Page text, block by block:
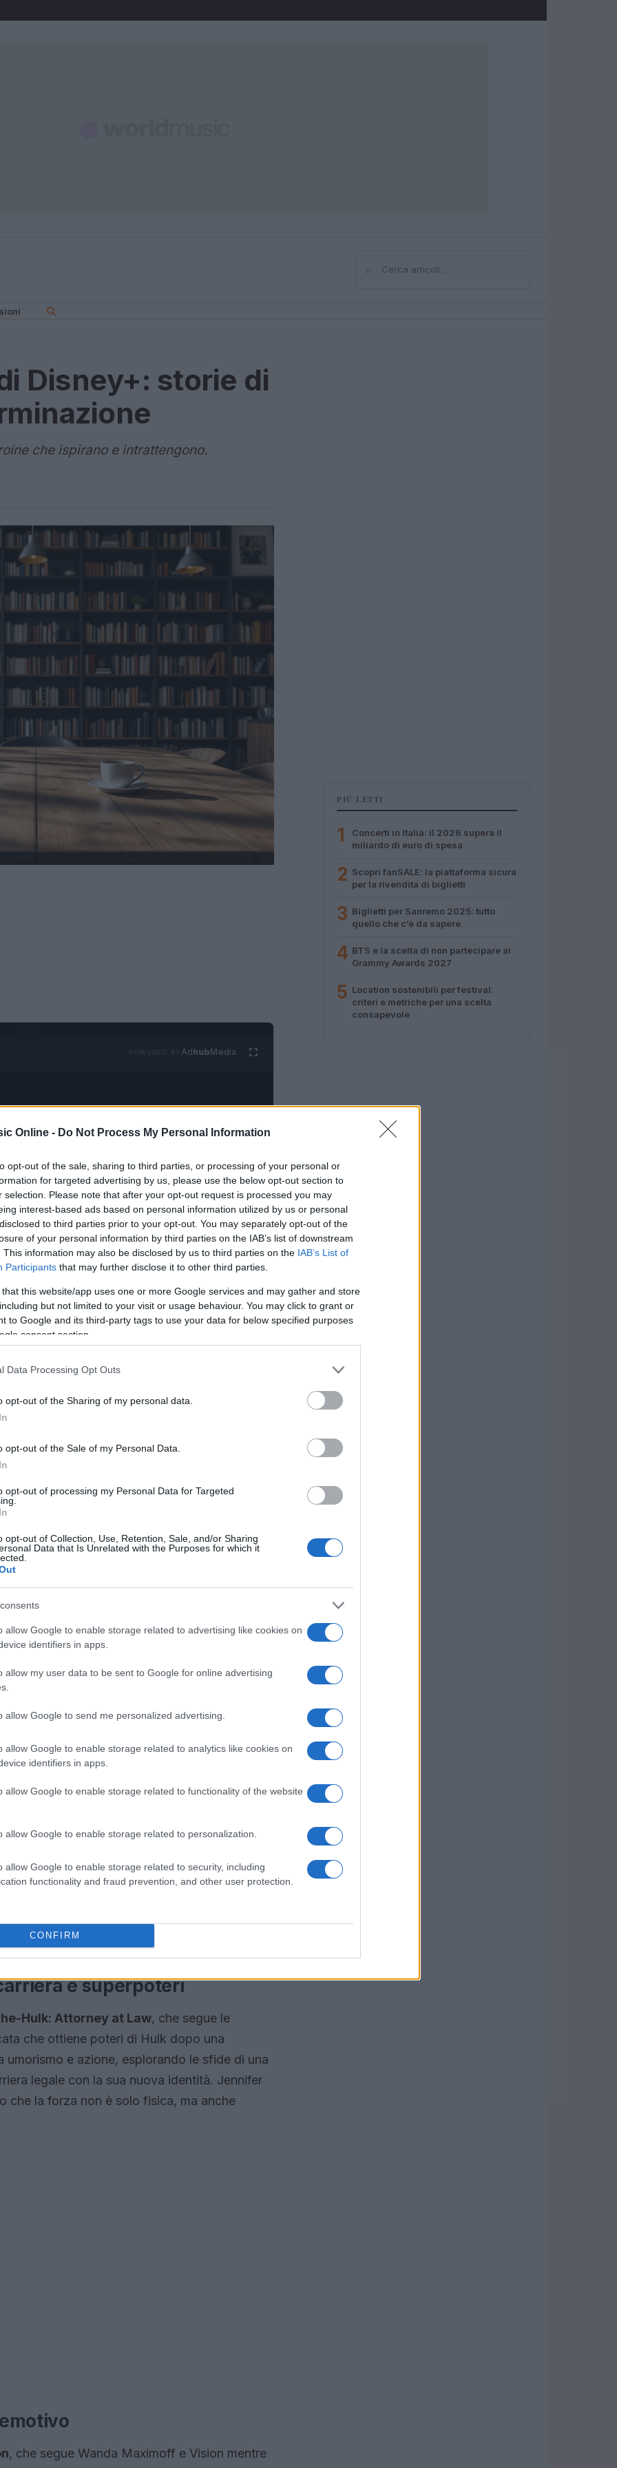
Online - Do Not Process My Personal Information
opt-out of the sale, sharing to third parties, or processing of your personal or
for targeted advertising by us, please use the below opt-out section to
selection. Please note that after your opt-out request is processed you may
interest-based ads based on personal information utilized by us or personal
to third parties prior to your opt-out. You may separately opt-out of the
of your personal information by third parties on the IAB’s list of downstream
This information may also be disclosed by us to third parties on the IAB’s List of
Participants that may further disclose it to other third parties.
that this website/app uses one or more Google services and may gather and store
but not limited to your visit or usage behaviour. You may click to grant or
to Google and its third-party tags to use your data for below specified purposes
consent section.
Data Processing Opt Outs
opt-out of the Sharing of my personal data.
opt-out of the Sale of my Personal Data.
opt-out of processing my Personal Data for Targeted
opt-out of Collection, Use, Retention, Sale, and/or Sharing
Data that Is Unrelated with the Purposes for which it
allow Google to enable storage related to advertising like cookies on
identifiers in apps.
allow my user data to be sent to Google for online advertising
allow Google to send me personalized advertising.
allow Google to enable storage related to analytics like cookies on
identifiers in apps.
allow Google to enable storage related to functionality of the website
allow Google to enable storage related to personalization.
allow Google to enable storage related to security, including
functionality and fraud prevention, and other user protection.
CONFIRM
⌕Cerca
Disney+: storie di
che ispirano e intrattengono.
POWERED BY AdhubMedia
un posto di rilievo nel panorama
simboli di forza e determinazione. Su
una selezione di storie che celebrano il
e nuove eroine. Queste storie non solo
messaggi di crescita personale e resilienza.
, che segue le avventure di Kamala Khan,
Kamala è una grande fan degli
La sua vita cambia radicalmente quando
affronta temi come l’identità culturale e le
un personaggio con cui molti giovani
di crescita personale che la porta a
proteggere la sua comunità.
è un’altra figura centrale nell’universo
poteri cosmici, Carol si ritrova a difendere
è caratterizzata da una ricerca di identità
forza straordinaria e la determinazione,
essere tra le eroine più potenti
e superpoteri
Hulk: Attorney at Law, che segue le
che ottiene poteri di Hulk dopo una
e azione, esplorando le sfide di una
legale con la sua nuova identità. Jennifer
che la forza non è solo fisica, ma anche
, che segue Wanda Maximoff e Vision mentre
PIÙ LETTI
1
Concerti in Italia: il 2026 supera il
miliardo di euro di spesa
2 Scopri fanSALE: la piattaforma sicura
per la rivendita di biglietti
3 Biglietti per Sanremo 2025: tutto
quello che c’è da sapere
4 BTS e la scelta di non partecipare ai
Grammy Awards 2027
5 Location sostenibili per festival:
criteri e metriche per una scelta
consapevole